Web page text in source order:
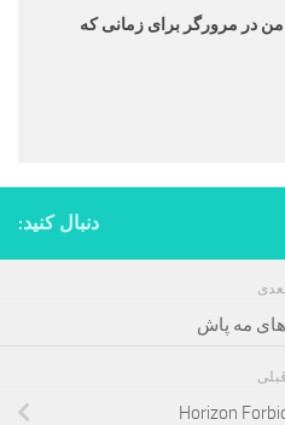
من در مرورگر برای زمانی که
دنبال کنید:
بعدی
مه پاش
قبلی
Horizon